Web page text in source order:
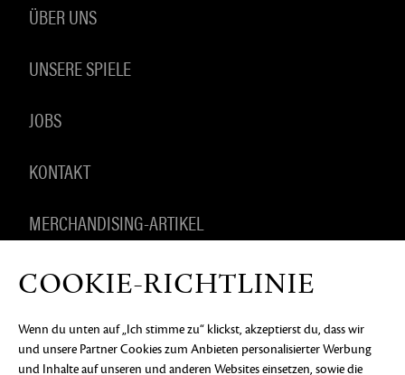
ÜBER UNS
UNSERE SPIELE
JOBS
KONTAKT
MERCHANDISING-ARTIKEL
DATENSCHUTZERKLÄRUNG
RECHTLICHE
INFORMATIONEN
KEIN VERKAUF ODER KEINE
WEITERGABE MEINER PERSONENBEZOGENEN
DATEN
COOKIE-EINSTELLUNGEN
COOKIE-RICHTLINIE
Wenn du unten auf „Ich stimme zu“ klickst, akzeptierst du, dass wir
und unsere Partner Cookies zum Anbieten personalisierter Werbung
und Inhalte auf unseren und anderen Websites einsetzen, sowie die